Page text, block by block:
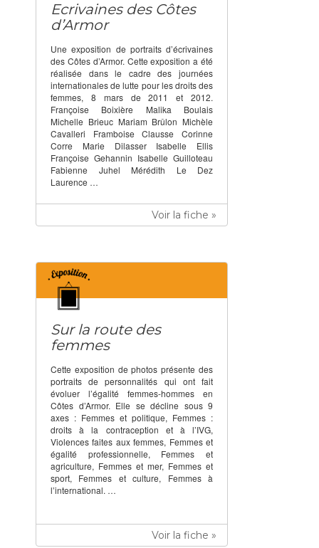
Ecrivaines des Côtes
d’Armor
Une exposition de portraits d’écrivaines
des Côtes d’Armor. Cette exposition a été
réalisée dans le cadre des journées
internationales de lutte pour les droits des
femmes, 8 mars de 2011 et 2012.
Françoise Boixière Malika Boulais
Michelle Brieuc Mariam Brûlon Michèle
Cavalleri Framboise Clausse Corinne
Corre Marie Dilasser Isabelle Ellis
Françoise Gehannin Isabelle Guilloteau
Fabienne Juhel Mérédith Le Dez
Laurence …
Voir la fiche »
Sur la route des
femmes
Cette exposition de photos présente des
portraits de personnalités qui ont fait
évoluer l’égalité femmes-hommes en
Côtes d’Armor. Elle se décline sous 9
axes : Femmes et politique, Femmes :
droits à la contraception et à l’IVG,
Violences faites aux femmes, Femmes et
égalité professionnelle, Femmes et
agriculture, Femmes et mer, Femmes et
sport, Femmes et culture, Femmes à
l’international. …
Voir la fiche »